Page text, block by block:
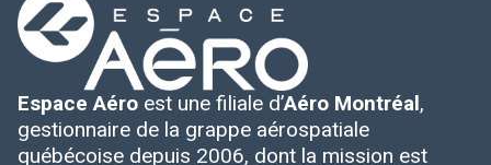
Pôles et chantiers
Initiatives
Espace Aéro est une filiale d’Aéro Montréal,
gestionnaire de la grappe aérospatiale
québécoise depuis 2006, dont la mission est